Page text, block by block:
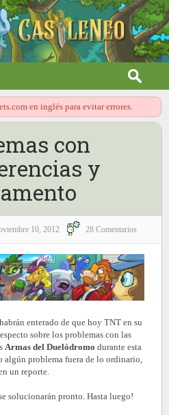
en inglés para evitar errores.
con
y
10, 2012 28 Comentarios
enterado de que hoy TNT en su
sobre los problemas con las
Armas del Duelódromo durante esta
algún problema fuera de lo ordinario,
un reporte.
solucionarán pronto. Hasta luego!